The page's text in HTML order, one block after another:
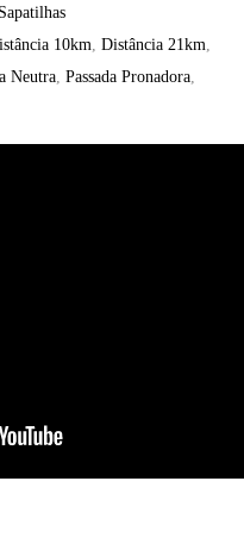
Sapatilhas
10km, Distância 21km,
Neutra, Passada Pronadora,